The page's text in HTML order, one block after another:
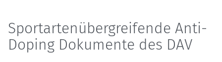
Sportartenübergreifende Anti-
Doping Dokumente des DAV